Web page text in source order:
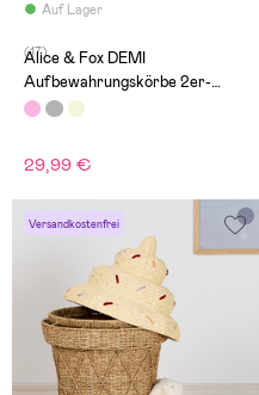
Auf Lager
(17)
Alice & Fox DEMI
Aufbewahrungskörbe 2er-
Pack, Rosa
29,99 €
Versandkostenfrei